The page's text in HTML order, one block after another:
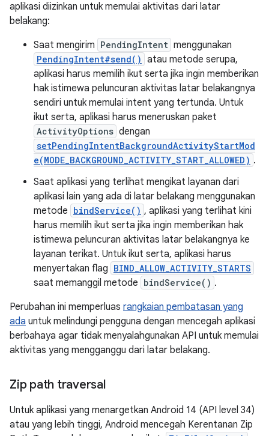
aplikasi diizinkan untuk memulai aktivitas dari latar
belakang:
Saat mengirim PendingIntent menggunakan
PendingIntent#send() atau metode serupa,
aplikasi harus memilih ikut serta jika ingin memberikan
hak istimewa peluncuran aktivitas latar belakangnya
sendiri untuk memulai intent yang tertunda. Untuk
ikut serta, aplikasi harus meneruskan paket
ActivityOptions dengan
setPendingIntentBackgroundActivityStartMod
e(MODE_BACKGROUND_ACTIVITY_START_ALLOWED) .
Saat aplikasi yang terlihat mengikat layanan dari
aplikasi lain yang ada di latar belakang menggunakan
metode bindService() , aplikasi yang terlihat kini
harus memilih ikut serta jika ingin memberikan hak
istimewa peluncuran aktivitas latar belakangnya ke
layanan terikat. Untuk ikut serta, aplikasi harus
menyertakan flag BIND_ALLOW_ACTIVITY_STARTS
saat memanggil metode bindService() .
Perubahan ini memperluas rangkaian pembatasan yang
ada untuk melindungi pengguna dengan mencegah aplikasi
berbahaya agar tidak menyalahgunakan API untuk memulai
aktivitas yang mengganggu dari latar belakang.
Zip path traversal
Untuk aplikasi yang menargetkan Android 14 (API level 34)
atau yang lebih tinggi, Android mencegah Kerentanan Zip